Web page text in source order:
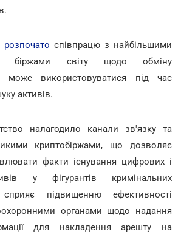
розпочато співпрацю з найбільшими
біржами світу щодо обміну
може використовуватися під час
активів.
налагодило канали зв'язку та
криптобіржами, що дозволяє
факти існування цифрових і
у фігурантів кримінальних
підвищенню ефективності
органами щодо надання
для накладення арешту на